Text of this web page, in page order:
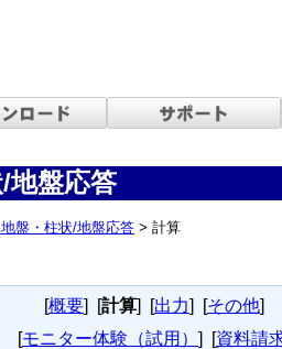
地盤応答
盤・柱状/地盤応答 > 計算
[概要] [計算] [出力] [その他]
[モニター体験（試用） ] [資料請